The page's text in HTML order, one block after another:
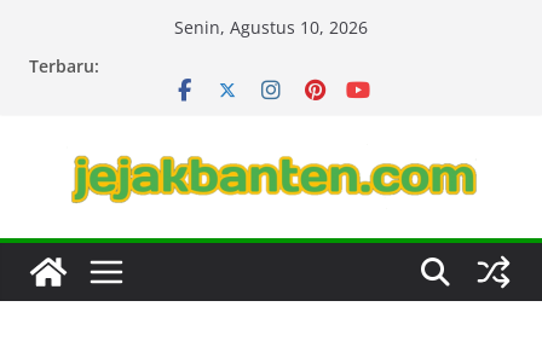
Senin, Agustus 10, 2026
Terbaru: